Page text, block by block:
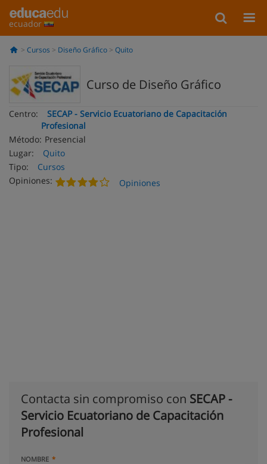
ecuador
Cursos Diseño Gráfico Quito
Curso de Diseño Gráfico
Centro:
SECAP - Servicio Ecuatoriano de Capacitación
Profesional
Método: Presencial
Lugar:
Quito
Tipo:
Cursos
Opiniones:
Opiniones
Contacta sin compromiso con SECAP -
Servicio Ecuatoriano de Capacitación
Profesional
NOMBRE